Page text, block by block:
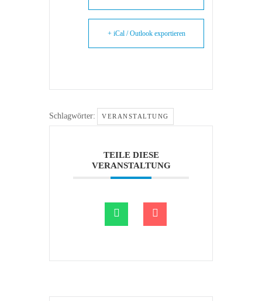
+ iCal / Outlook exportieren
Schlagwörter: VERANSTALTUNG
TEILE DIESE
VERANSTALTUNG